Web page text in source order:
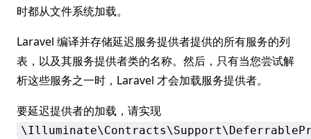
时都从文件系统加载。
Laravel 编译并存储延迟服务提供者提供的所有服务的列
表，以及其服务提供者类的名称。然后，只有当您尝试解
析这些服务之一时，Laravel 才会加载服务提供者。
要延迟提供者的加载，请实现